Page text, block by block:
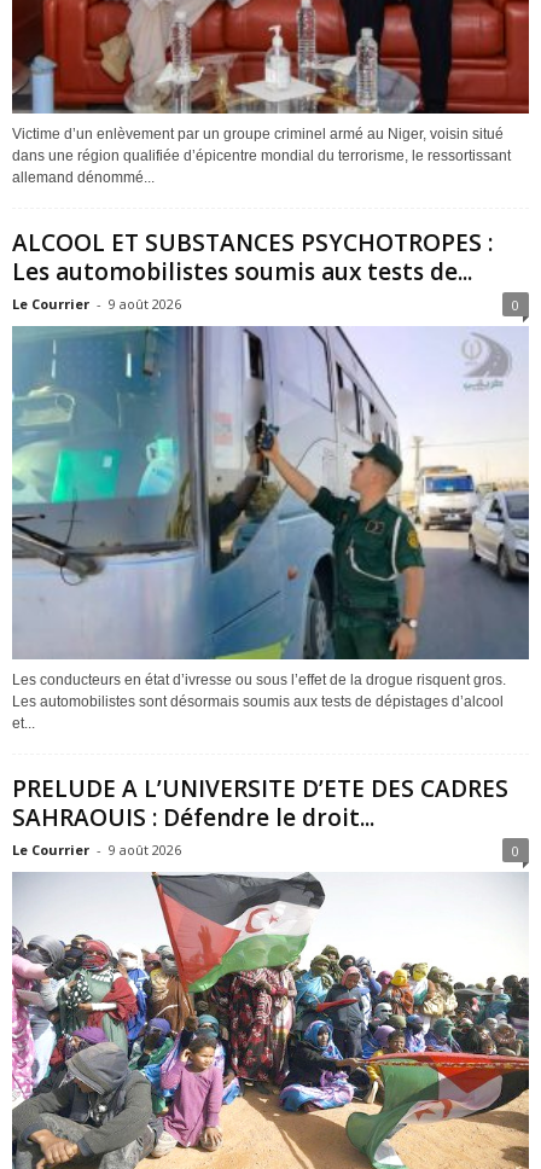
Victime d’un enlèvement par un groupe criminel armé au Niger, voisin situé
dans une région qualifiée d’épicentre mondial du terrorisme, le ressortissant
allemand dénommé...
ALCOOL ET SUBSTANCES PSYCHOTROPES :
Les automobilistes soumis aux tests de...
Le Courrier - 9 août 2026 0
Les conducteurs en état d’ivresse ou sous l’effet de la drogue risquent gros.
Les automobilistes sont désormais soumis aux tests de dépistages d’alcool
et...
PRELUDE A L’UNIVERSITE D’ETE DES CADRES
SAHRAOUIS : Défendre le droit...
Le Courrier - 9 août 2026 0